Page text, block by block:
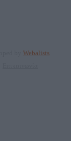
Webalists